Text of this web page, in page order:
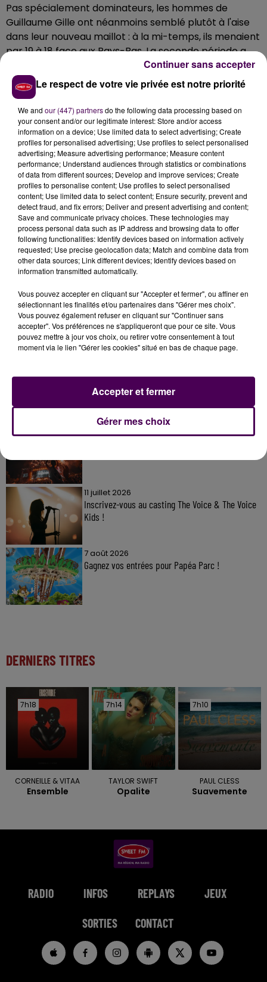
Pas spécialement dominateurs, les hommes de
Guillaume Gille ont néanmoins semblé plutôt à l'aise
dans leur nouveau maillot : à la mi-temps, ils menaient
par 19 à 18 face aux Pays-Bas. La seconde période a
permis d'élargir le score en leur faveurjusqu'à
pouvoir crier victoire : 43 à 32.
TOUR PRÉLIMINAIRE DÈS LE 11
JANVIER
Le mondial 2023 est programmé du 11 au 29 janvier, en
Pologne et en Suède.Les"bleus"-en quête d'un
sixième titre- appartiennent au groupe B, dont le
tour préliminaire se disputera jusqu'au 16 janvier : ils
seront aux prises, à Katowice, avec les équipes du
premier pays hôte mais aussi d'Arabie Saoudite et de
Slovénie.
7 août 2026
11 juillet 2026
Inscrivez-vous au casting The Voice & The Voice
Kids !
7 août 2026
Gagnez vos entrées pour Papéa Parc !
DERNIERS TITRES
7h18
7h18
CORNEILLE & VITAA
Ensemble
7h14
7h14
TAYLOR SWIFT
Opalite
7h10
7h10
PAUL CLESS
Suavemente
RADIO INFOS REPLAYS JEUX
SORTIES CONTACT
Le respect de votre vie privée est notre priorité
We and our (447) partnersdo the following data processing based on
your consent and/or our legitimate interest: Store and/or access
information on a device; Use limited data to select advertising; Create
profiles for personalised advertising; Use profiles to select personalised
advertising; Measure advertising performance; Measure content
performance; Understand audiences through statistics or combinations
of data from different sources; Develop and improve services; Create
profiles to personalise content; Use profiles to select personalised
content; Use limited data to select content; Ensure security, prevent and
detect fraud, and fix errors; Deliver and present advertising and content;
Save and communicate privacy choices. These technologies may
process personal data such as IP address and browsing data to offer
following functionalities: Identify devices based on information actively
requested; Use precise geolocation data; Match and combine data from
other data sources; Link different devices; Identify devices based on
information transmitted automatically.
Vous pouvez accepter en cliquant sur "Accepter et fermer", ou affiner en
sélectionnant les finalités et/ou partenaires dans "Gérer mes choix".
Vous pouvez également refuser en cliquant sur "Continuer sans
accepter". Vos préférences ne s'appliqueront que pour ce site. Vous
pouvez mettre à jour vos choix, ou retirer votre consentement à tout
moment via le lien "Gérer les cookies" situé en bas de chaque page.
Gérer mes choix
Accepter et fermer
Continuer sans accepter